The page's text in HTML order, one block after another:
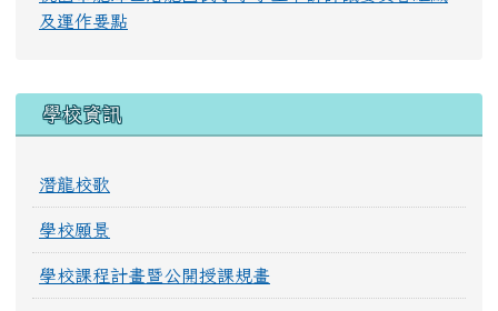
及運作要點
學校資訊
潛龍校歌
學校願景
學校課程計畫暨公開授課規畫